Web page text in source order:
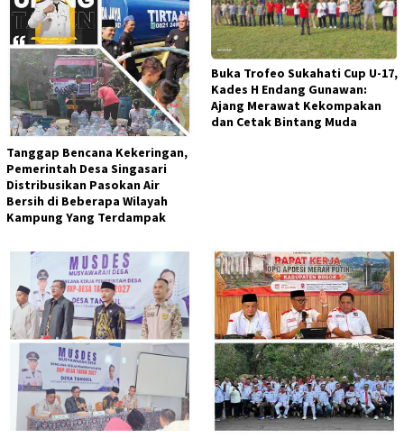
Tanggap Bencana Kekeringan,
Pemerintah Desa Singasari
Distribusikan Pasokan Air
Bersih di Beberapa Wilayah
Kampung Yang Terdampak
Buka Trofeo Sukahati Cup U-17,
Kades H Endang Gunawan:
Ajang Merawat Kekompakan
dan Cetak Bintang Muda